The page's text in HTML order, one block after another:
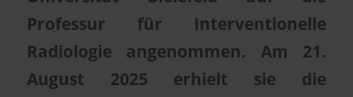
Professur für Interventionelle
Radiologie angenommen. Am 21.
August 2025 erhielt sie die